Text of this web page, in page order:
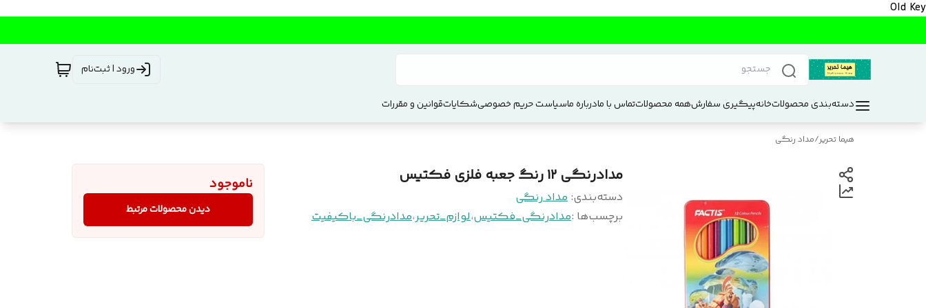
Old Key
ورود | ثبت‌نام
دسته‌بندی محصولاتخانهپیگیری سفارشهمه محصولاتتماس با مادرباره ماسیاست حریم خصوصیشکایاتقوانین و مقررات
هیما تحریر/مداد رنگی
مدادرنگی ۱۲ رنگ جعبه فلزی فکتیس
دسته‌بندی: مداد رنگی
برچسب‌ها :مدادرنگی_فکتیس،لوازم_تحریر،مدادرنگی_باکیفیت
ناموجود
دیدن محصولات مرتبط